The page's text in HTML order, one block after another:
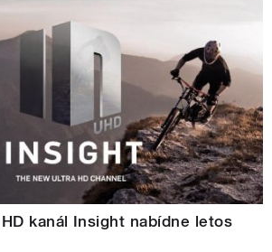
kanál Insight nabídne letos